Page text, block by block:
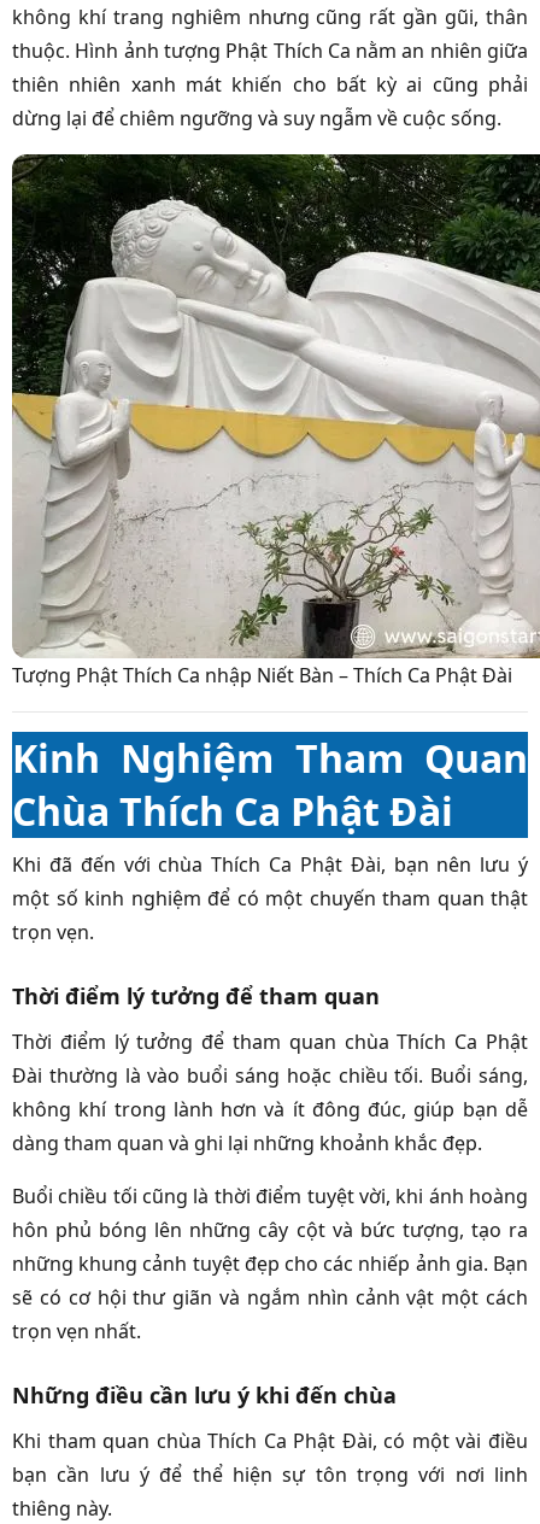
không khí trang nghiêm nhưng cũng rất gần gũi, thân
thuộc. Hình ảnh tượng Phật Thích Ca nằm an nhiên giữa
thiên nhiên xanh mát khiến cho bất kỳ ai cũng phải
dừng lại để chiêm ngưỡng và suy ngẫm về cuộc sống.
Tượng Phật Thích Ca nhập Niết Bàn – Thích Ca Phật Đài
Kinh Nghiệm Tham Quan
Chùa Thích Ca Phật Đài
Khi đã đến với chùa Thích Ca Phật Đài, bạn nên lưu ý
một số kinh nghiệm để có một chuyến tham quan thật
trọn vẹn.
Thời điểm lý tưởng để tham quan
Thời điểm lý tưởng để tham quan chùa Thích Ca Phật
Đài thường là vào buổi sáng hoặc chiều tối. Buổi sáng,
không khí trong lành hơn và ít đông đúc, giúp bạn dễ
dàng tham quan và ghi lại những khoảnh khắc đẹp.
Buổi chiều tối cũng là thời điểm tuyệt vời, khi ánh hoàng
hôn phủ bóng lên những cây cột và bức tượng, tạo ra
những khung cảnh tuyệt đẹp cho các nhiếp ảnh gia. Bạn
sẽ có cơ hội thư giãn và ngắm nhìn cảnh vật một cách
trọn vẹn nhất.
Những điều cần lưu ý khi đến chùa
Khi tham quan chùa Thích Ca Phật Đài, có một vài điều
bạn cần lưu ý để thể hiện sự tôn trọng với nơi linh
thiêng này.